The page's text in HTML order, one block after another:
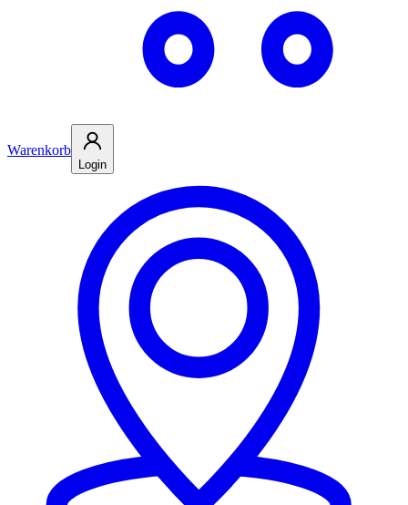
Warenkorb
Login